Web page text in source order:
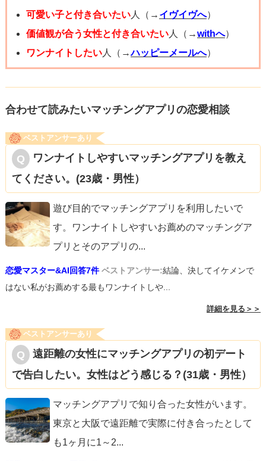
ただ、初デートであれば、変に警戒されて次に繋がらなか
った....とならないように、2軒目は早めに切り上げましょ
う！
可愛い子と付き合いたい人（→ イヴイヴへ）
価値観が合う女性と付き合いたい人（→withへ）
ワンナイトしたい人（→ハッピーメールへ）
合わせて読みたいマッチングアプリの恋愛相談
ベストアンサーあり
ワンナイトしやすいマッチングアプリを教え
てください。(23歳・男性）
遊び目的でマッチングアプリを利用したいで
す。ワンナイトしやすいお薦めのマッチングア
プリとそのアプリの...
恋愛マスター&AI回答7件 ベストアンサー:結論、決してイケメンで
はない私がお薦めする最もワンナイトしや...
詳細を見る＞＞
ベストアンサーあり
遠距離の女性にマッチングアプリの初デート
で告白したい。女性はどう感じる？(31歳・男性）
マッチングアプリで知り合った女性がいます。
東京と大阪で遠距離で実際に付き合ったとして
も1ヶ月に1～2...